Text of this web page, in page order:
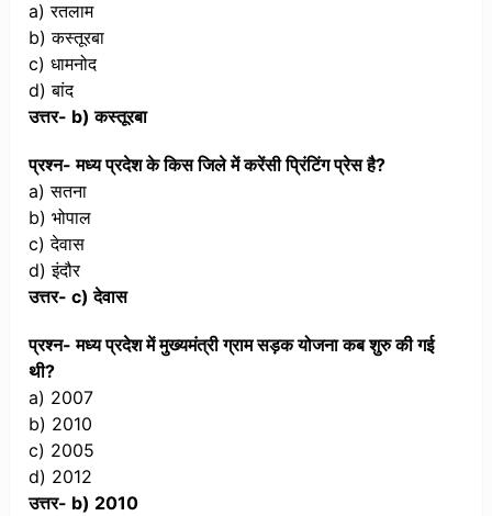
a) रतलाम
b) कस्तूरबा
c) धामनोद
d) बांद
उत्तर- b) कस्तूरबा
प्रश्न- मध्य प्रदेश के किस जिले में करेंसी प्रिंटिंग प्रेस है?
a) सतना
b) भोपाल
c) देवास
d) इंदौर
उत्तर- c) देवास
प्रश्न- मध्य प्रदेश में मुख्यमंत्री ग्राम सड़क योजना कब शुरु की गई
थी?
a) 2007
b) 2010
c) 2005
d) 2012
उत्तर- b) 2010